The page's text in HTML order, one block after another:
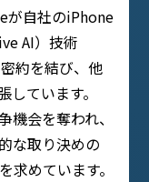
が自社のiPhone
AI）技術
約を結び、他
ています。
機会を奪われ、
な取り決めの
求めています。